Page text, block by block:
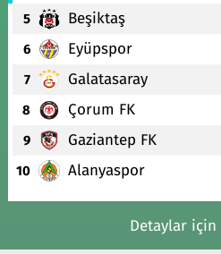
5 Beşiktaş
6 Eyüpspor
7 Galatasaray
8 Çorum FK
9 Gaziantep FK
10 Alanyaspor
Detaylar için